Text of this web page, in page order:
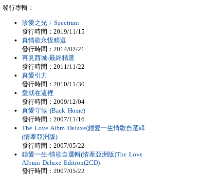
發行專輯：
珍愛之光 / Spectrum
發行時間：2019/11/15
真情歌永恆精選
發行時間：2014/02/21
再見西城-最終精選
發行時間：2011/11/22
真愛引力
發行時間：2010/11/30
愛就在這裡
發行時間：2009/12/04
真愛守候 (Back Home)
發行時間：2007/11/16
The Love Albm Deluxe(鍾愛一生情歌自選輯
(情牽亞洲版)
發行時間：2007/05/22
鍾愛一生-情歌自選輯(情牽亞洲版)The Love
Album Deluxe Edition(2CD)
發行時間：2007/05/22